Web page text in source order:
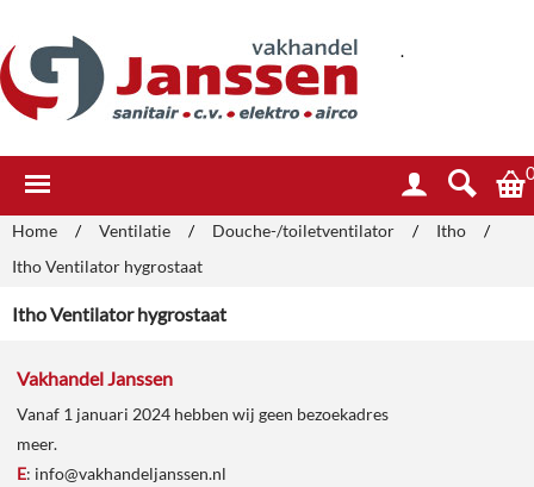
.
Home / Ventilatie / Douche-/toiletventilator / Itho
/
Itho Ventilator hygrostaat
Itho Ventilator hygrostaat
Vakhandel Janssen
Vanaf 1 januari 2024 hebben wij geen bezoekadres
meer.
E: info@vakhandeljanssen.nl